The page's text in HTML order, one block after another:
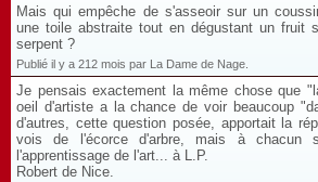
Mais qui empêche de s'asseoir sur un
une toile abstraite tout en dégustant un fruit
serpent ?
Publié il y a 212 mois par La Dame de Nage.
Je pensais exactement la même chose que
oeil d'artiste a la chance de voir beaucoup
d'autres, cette question posée, apportait la
vois de l'écorce d'arbre, mais à chacun
l'apprentissage de l'art... à L.P.
Robert de Nice.